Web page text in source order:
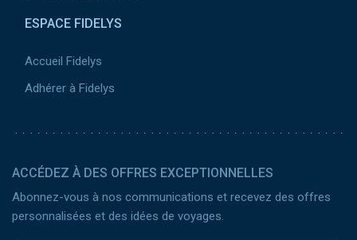
ESPACE FIDELYS
Accueil Fidelys
Adhérer à Fidelys
ACCÉDEZ À DES OFFRES EXCEPTIONNELLES
Abonnez-vous à nos communications et recevez des offres
personnalisées et des idées de voyages.